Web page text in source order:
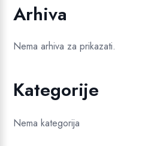
Arhiva
Nema arhiva za prikazati.
Kategorije
Nema kategorija